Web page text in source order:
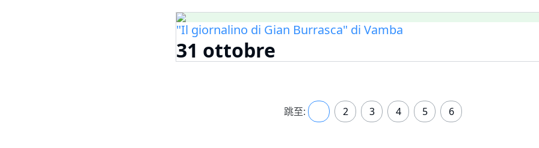
"Il giornalino di Gian Burrasca" di Vamba
31 ottobre
跳至: 2 3 4 5 6